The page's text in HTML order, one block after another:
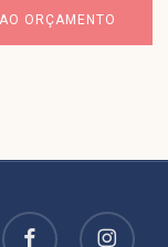
ORÇAMENTO
facebook instagram